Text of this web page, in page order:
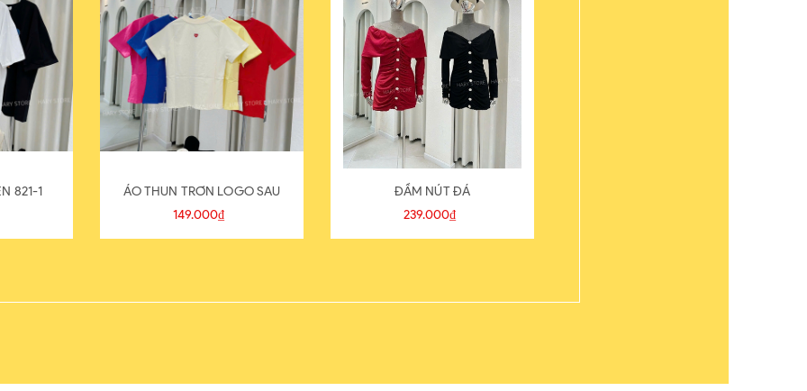
821-1
ÁO THUN TRƠN LOGO SAU
149.000₫
ĐẦM NÚT ĐÁ
239.000₫